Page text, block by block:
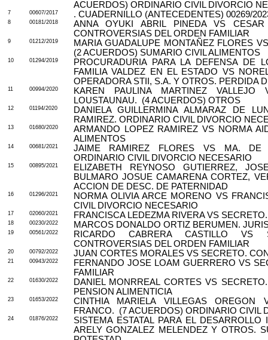
ACUERDOS) ORDINARIO CIVIL DIVORCIO
7 00607/2017 . CUADERNILLO (ANTECEDENTES) 00269/
8 00181/2018
ANNA OYUKI ABRIL PINEDA VS CESAR
CONTROVERSIAS DEL ORDEN FAMILIAR
9 01212/2019
MARIA GUADALUPE MONTAÑEZ FLORES
(2 ACUERDOS) SUMARIO CIVIL ALIMENTOS
10 01294/2019
PROCURADURIA PARA LA DEFENSA DE
FAMILIA VALDEZ EN EL ESTADO VS
OPERADORA STII, S.A. Y OTROS. PERDIDA
11 00994/2020
KAREN PAULINA MARTINEZ VALLEJO
LOUSTAUNAU.
(4 ACUERDOS) OTROS
12 01194/2020
DANIELA GUILLERMINA ALMARAZ DE
RAMIREZ. ORDINARIO CIVIL DIVORCIO
13 01680/2020
ARMANDO LOPEZ RAMIREZ VS NORMA
ALIMENTOS
14 00681/2021
JAIME RAMIREZ FLORES VS MA. DE
ORDINARIO CIVIL DIVORCIO NECESARIO
15 00895/2021
ELIZABETH REYNOSO GUTIERREZ,
BULMARO JOSUE CAMARENA CORTEZ,
ACCION DE DESC. DE PATERNIDAD
16 01296/2021
NORMA OLIVIA ARCE MORENO VS
CIVIL DIVORCIO NECESARIO
17 02060/2021 FRANCISCA LEDEZMA RIVERA VS
18 00230/2022 MARCOS DONALDO ORTIZ BERUMEN.
19 00561/2022
RICARDO CABRERA CASTILLO VS
CONTROVERSIAS DEL ORDEN FAMILIAR
20 00792/2022 JUAN CORTES MORALES VS SECRETO.
21 00943/2022
FERNANDO JOSE LOAM GUERRERO VS
FAMILIAR
22 01630/2022
DANIEL MONRREAL CORTES VS SECRETO.
PENSION ALIMENTICIA
23 01653/2022
CINTHIA MARIELA VILLEGAS OREGON
FRANCO.
(7 ACUERDOS) ORDINARIO CIVIL
24 01876/2022
SISTEMA ESTATAL PARA EL
ARELY GONZALEZ MELENDEZ Y OTROS.